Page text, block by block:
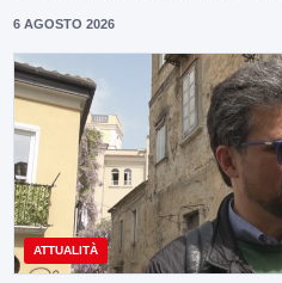
6 AGOSTO 2026
ATTUALITÀ